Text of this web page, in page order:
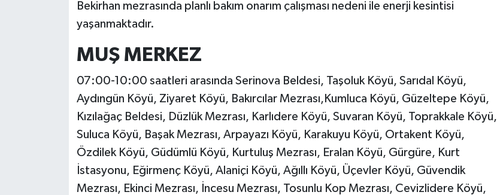
Bekirhan mezrasında planlı bakım onarım çalışması nedeni ile enerji kesintisi
yaşanmaktadır.
MUŞ MERKEZ
07:00-10:00 saatleri arasında Serinova Beldesi, Taşoluk Köyü, Sarıdal Köyü,
Aydıngün Köyü, Ziyaret Köyü, Bakırcılar Mezrası,Kumluca Köyü, Güzeltepe Köyü,
Kızılağaç Beldesi, Düzlük Mezrası, Karlıdere Köyü, Suvaran Köyü, Toprakkale Köyü,
Suluca Köyü, Başak Mezrası, Arpayazı Köyü, Karakuyu Köyü, Ortakent Köyü,
Özdilek Köyü, Güdümlü Köyü, Kurtuluş Mezrası, Eralan Köyü, Gürgüre, Kurt
İstasyonu, Eğirmenç Köyü, Alaniçi Köyü, Ağıllı Köyü, Üçevler Köyü, Güvendik
Mezrası, Ekinci Mezrası, İncesu Mezrası, Tosunlu Kop Mezrası, Cevizlidere Köyü,